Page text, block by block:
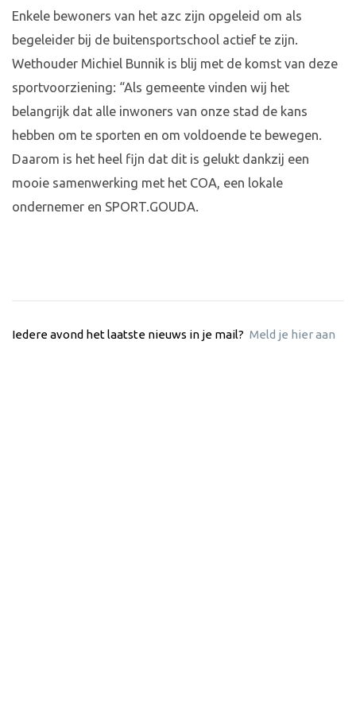
Enkele bewoners van het azc zijn opgeleid om als
begeleider bij de buitensportschool actief te zijn.
Wethouder Michiel Bunnik is blij met de komst van deze
sportvoorziening: “Als gemeente vinden wij het
belangrijk dat alle inwoners van onze stad de kans
hebben om te sporten en om voldoende te bewegen.
Daarom is het heel fijn dat dit is gelukt dankzij een
mooie samenwerking met het COA, een lokale
ondernemer en SPORT.GOUDA.
Iedere avond het laatste nieuws in je mail? Meld je hier aan